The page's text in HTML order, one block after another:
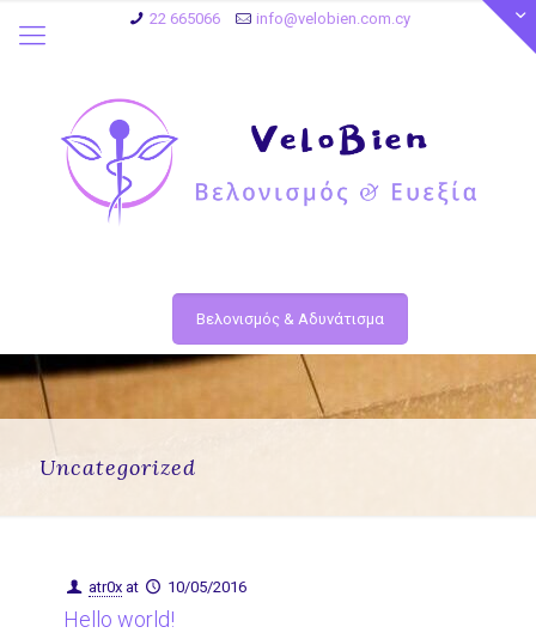
22 665066 info@velobien.com.cy
Βελονισμός & Αδυνάτισμα
Uncategorized
atr0x at 10/05/2016
Hello world!